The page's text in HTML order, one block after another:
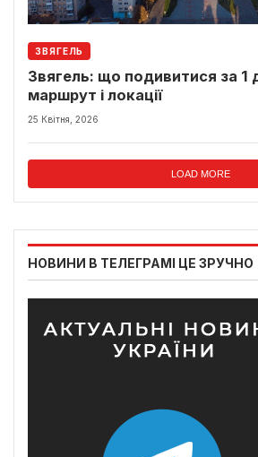
ЗВЯГЕЛЬ
Звягель: що подивитися за 1
маршрут і локації
25 Квітня, 2026
LOAD MORE
НОВИНИ В ТЕЛЕГРАМІ ЦЕ ЗРУЧНО